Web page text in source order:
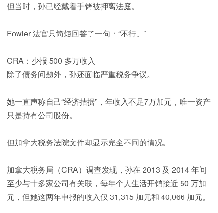
但当时，孙已经戴着手铐被押离法庭。
Fowler 法官只简短回答了一句：“不行。”
CRA：少报 500 多万收入
除了债务问题外，孙还面临严重税务争议。
她一直声称自己“经济拮据”，年收入不足7万加元，唯一资产
只是持有公司股份。
但加拿大税务法院文件却显示完全不同的情况。
加拿大税务局（CRA）调查发现，孙在 2013 及 2014 年间
至少与十多家公司有关联，每年个人生活开销接近 50 万加
元，但她这两年申报的收入仅 31,315 加元和 40,066 加元。